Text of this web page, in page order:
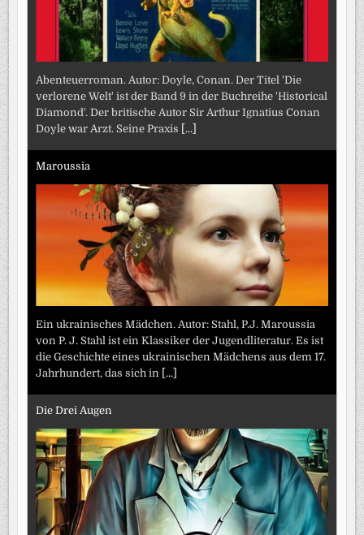
Abenteuerroman. Autor: Doyle, Conan. Der Titel 'Die
verlorene Welt' ist der Band 9 in der Buchreihe 'Historical
Diamond'. Der britische Autor Sir Arthur Ignatius Conan
Doyle war Arzt. Seine Praxis [...]
Maroussia
Ein ukrainisches Mädchen. Autor: Stahl, P.J. Maroussia
von P. J. Stahl ist ein Klassiker der Jugendliteratur. Es ist
die Geschichte eines ukrainischen Mädchens aus dem 17.
Jahrhundert, das sich in [...]
Die Drei Augen